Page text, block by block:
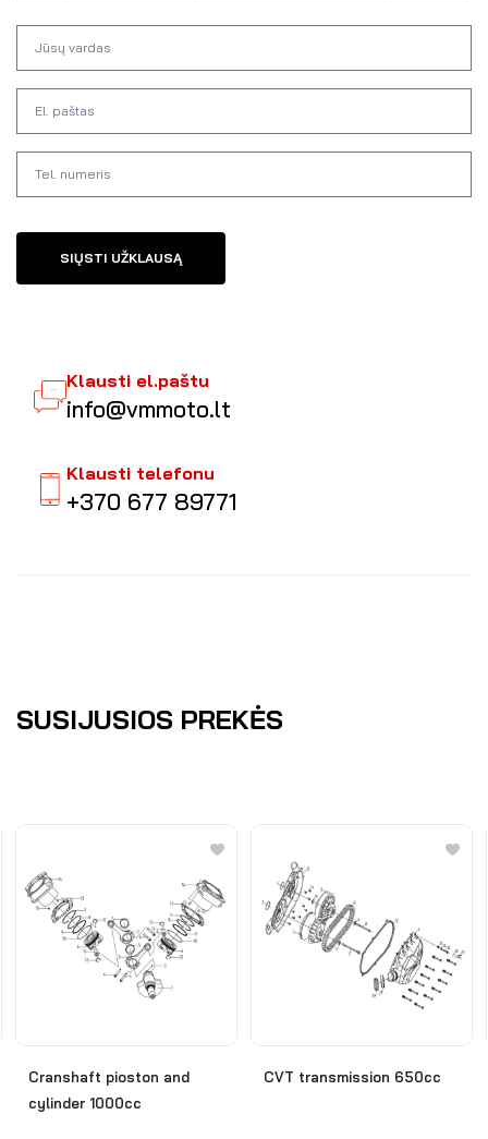
SIŲSTI UŽKLAUSĄ
Klausti el.paštu
info@vmmoto.lt
Klausti telefonu
+370 677 89771
SUSIJUSIOS PREKĖS
Cranshaft pioston and
cylinder 1000cc
CVT transmission 650cc